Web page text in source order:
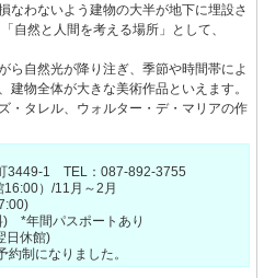
なわないよう建物の大半が地下に埋設さ
自然と人間を考える場所」として、
ら自然光が降り注ぎ、季節や時間帯によ
建物全体が大きな美術作品といえます。
・タレル、ウォルター・デ・マリアの作
3449-1 TEL：087-892-3755
）/11月～2月
*年間パスポートあり
日休館)
制になりました。